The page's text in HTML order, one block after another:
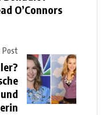
O’Connors
Post